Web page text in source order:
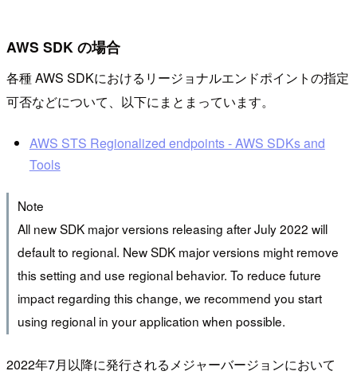
AWS SDK の場合
各種 AWS SDKにおけるリージョナルエンドポイントの指定
可否などについて、以下にまとまっています。
AWS STS Regionalized endpoints - AWS SDKs and
Tools
Note
All new SDK major versions releasing after July 2022 will
default to regional. New SDK major versions might remove
this setting and use regional behavior. To reduce future
impact regarding this change, we recommend you start
using regional in your application when possible.
2022年7月以降に発行されるメジャーバージョンにおいて